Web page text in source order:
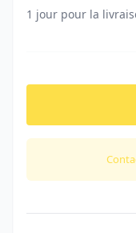
1 jour pour la